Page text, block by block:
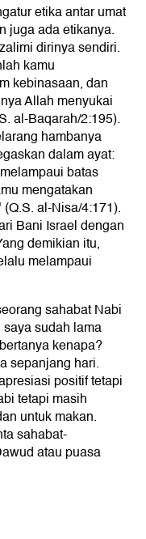
etika antar umat
juga ada etikanya.
dirinya sendiri.
kamu
kebinasaan, dan
Allah menyukai
al-Baqarah/2:195).
hambanya
dalam ayat:
batas
mengatakan
al-Nisa/4:171).
Bani Israel dengan
demikian itu,
melampaui
sahabat Nabi
sudah lama
kenapa?
sepanjang hari.
positif tetapi
tetapi masih
untuk makan.
sahabat-
atau puasa